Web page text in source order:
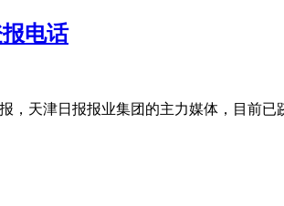
电话
，天津日报报业集团的主力媒体，目前